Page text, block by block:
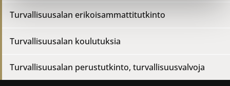
Turvallisuusalan erikoisammattitutkinto
Turvallisuusalan koulutuksia
Turvallisuusalan perustutkinto, turvallisuusvalvoja